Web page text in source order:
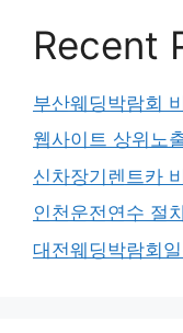
Recent
부산웨딩박람회
웹사이트 상위노
신차장기렌트카
인천운전연수 절
대전웨딩박람회